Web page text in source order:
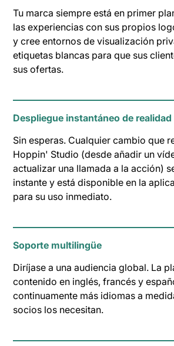
Tu marca siempre está en primer
las experiencias con sus propios
y cree entornos de visualización
etiquetas blancas para que sus
sus ofertas.
Despliegue instantáneo de
Sin esperas. Cualquier cambio que
Hoppin' Studio (desde añadir un
actualizar una llamada a la acción)
instante y está disponible en la
para su uso inmediato.
Soporte multilingüe
Diríjase a una audiencia global. La
contenido en inglés, francés y
continuamente más idiomas a
socios los necesitan.